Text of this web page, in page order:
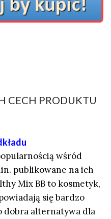
CECH PRODUKTU
wśród
publikowane na ich
Mix BB to kosmetyk,
się bardzo
dobra alternatywa dla